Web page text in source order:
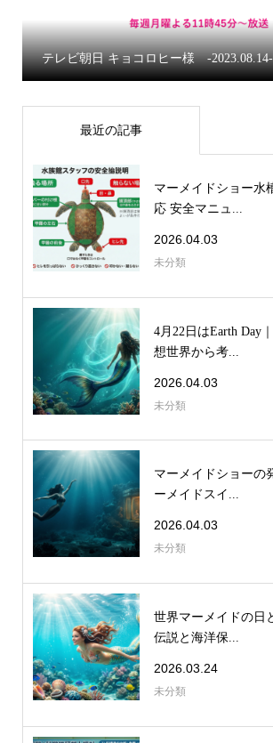
【ディズニーアトラクション
エルの海底冒険
最近の記事
マーメイドショー水
応 安全マニュ...
2026.04.03
未分類
4月22日はEarth Day
想世界から考...
2026.04.03
未分類
マーメイドショーの
ーメイドスイ...
2026.04.03
未分類
世界マーメイドの日
伝説と海洋保...
2026.03.24
未分類